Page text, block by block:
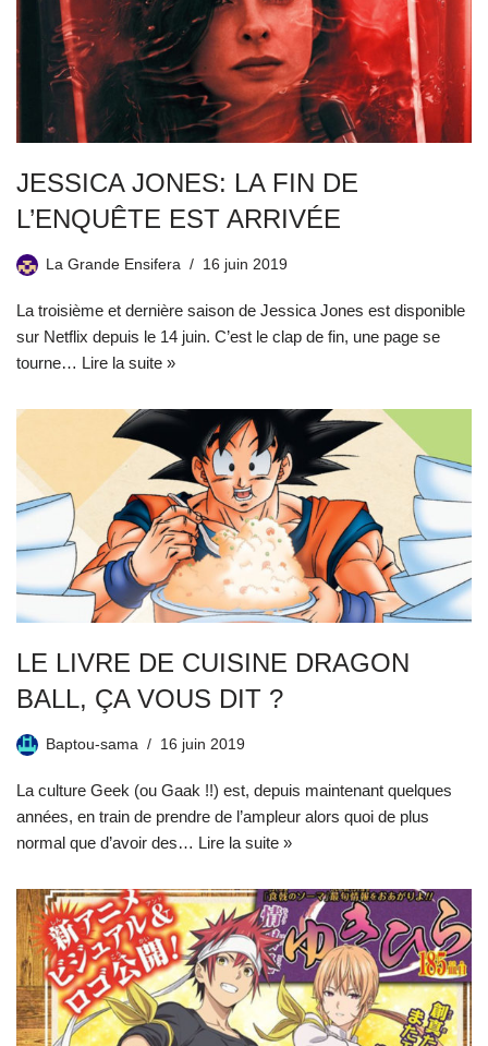
JESSICA JONES: LA FIN DE
L’ENQUÊTE EST ARRIVÉE
La Grande Ensifera 16 juin 2019
La troisième et dernière saison de Jessica Jones est disponible
sur Netflix depuis le 14 juin. C’est le clap de fin, une page se
tourne… Lire la suite »
LE LIVRE DE CUISINE DRAGON
BALL, ÇA VOUS DIT ?
Baptou-sama 16 juin 2019
La culture Geek (ou Gaak !!) est, depuis maintenant quelques
années, en train de prendre de l’ampleur alors quoi de plus
normal que d’avoir des… Lire la suite »